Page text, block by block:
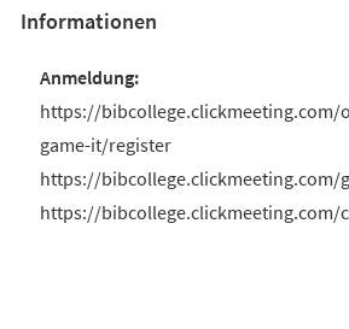
Informationen
https://
game-it/register
https://bibcollege.clickmeeting.com/
https://bibcollege.clickmeeting.com/